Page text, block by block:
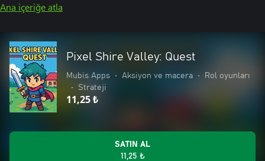
Ana içeriğe atla
Pixel Shire Valley: Quest
Mubis Apps • Aksiyon ve macera •
Rol oyunları
•
Strateji
11,25 ₺
SATIN AL
11,25 ₺